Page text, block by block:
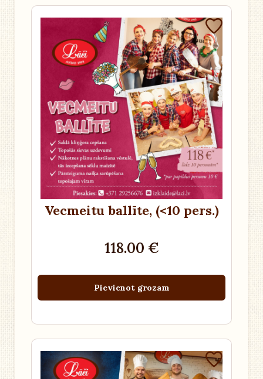
Vecmeitu ballīte, (<10 pers.)
118.00 €
Pievienot grozam